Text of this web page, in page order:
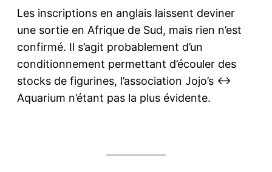
Les inscriptions en anglais laissent deviner
une sortie en Afrique de Sud, mais rien n’est
confirmé. Il s’agit probablement d’un
conditionnement permettant d’écouler des
stocks de figurines, l’association Jojo’s <->
Aquarium n’étant pas la plus évidente.